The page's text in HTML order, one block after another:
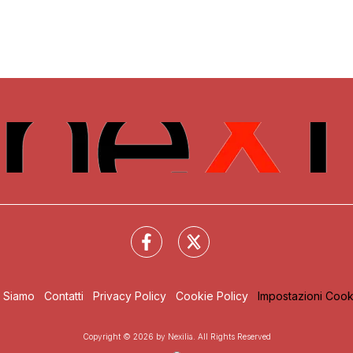
Siamo Contatti Privacy Policy Cookie Policy Impostazioni
Copyright © 2026 by Nexilia. All Rights Reserved